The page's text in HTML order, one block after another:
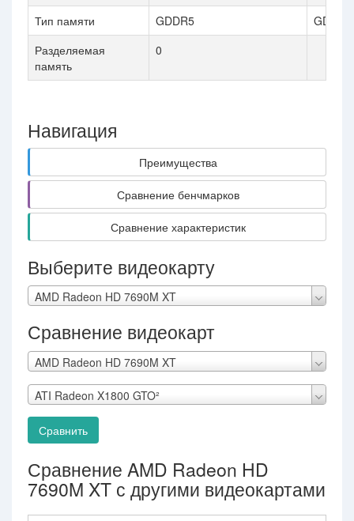
Тип памяти
GDDR5
GDDR3
Разделяемая
память
0
Навигация
Преимущества
Сравнение бенчмарков
Сравнение характеристик
Выберите видеокарту
AMD Radeon HD 7690M XT
Сравнение видеокарт
AMD Radeon HD 7690M XT
ATI Radeon X1800 GTO²
Сравнить
Сравнение AMD Radeon HD
7690M XT с другими видеокартами